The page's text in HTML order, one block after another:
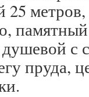
25
с
пруда,